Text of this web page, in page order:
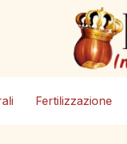
Fertilizzazione